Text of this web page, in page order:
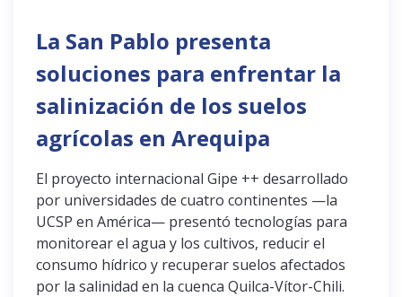
La San Pablo presenta
soluciones para enfrentar la
salinización de los suelos
agrícolas en Arequipa
El proyecto internacional Gipe ++ desarrollado
por universidades de cuatro continentes —la
UCSP en América— presentó tecnologías para
monitorear el agua y los cultivos, reducir el
consumo hídrico y recuperar suelos afectados
por la salinidad en la cuenca Quilca-Vítor-Chili.